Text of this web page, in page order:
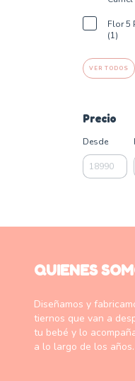
Flor 5
(1)
VER TODOS
Precio
Desde
QUIENES
Diseñamos y
tiernos que van a
tu bebé y lo
a lo largo de los años.